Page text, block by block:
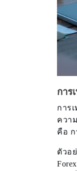
การ
การ
ควา
คือ
ตัวอ